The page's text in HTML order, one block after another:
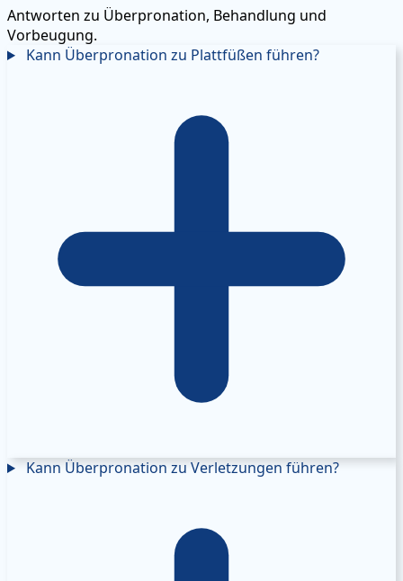
Antworten zu Überpronation, Behandlung und
Vorbeugung.
Kann Überpronation zu Plattfüßen führen?
Kann Überpronation zu Verletzungen führen?